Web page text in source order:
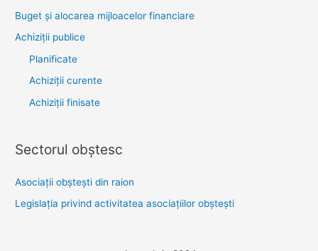
Buget și alocarea mijloacelor financiare
Achiziţii publice
Planificate
Achiziții curente
Achiziții finisate
Sectorul obştesc
Asociaţii obşteşti din raion
Legislaţia privind activitatea asociaţiilor obşteşti